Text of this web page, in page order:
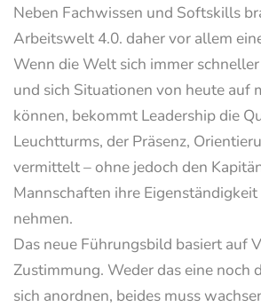
Neben Fachwissen und Softskills
Arbeitswelt 4.0. daher vor allem
Wenn die Welt sich immer
und sich Situationen von heute auf
können, bekommt Leadership die
Leuchtturms, der Präsenz,
vermittelt – ohne jedoch den
Mannschaften ihre
nehmen.
Das neue Führungsbild basiert auf
Zustimmung. Weder das eine noch
sich anordnen, beides muss